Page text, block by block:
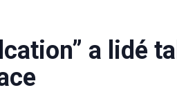
a lidé